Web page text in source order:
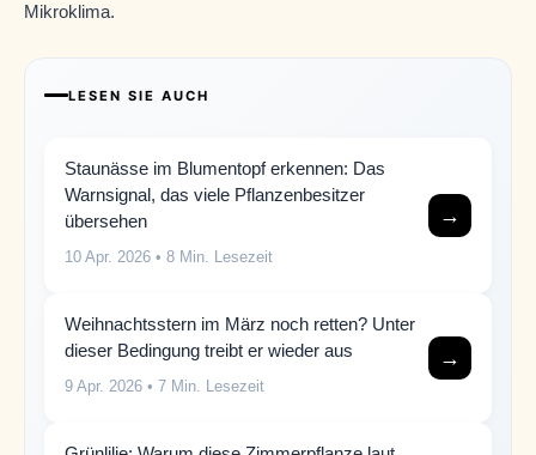
Mikroklima.
LESEN SIE AUCH
Staunässe im Blumentopf erkennen: Das
Warnsignal, das viele Pflanzenbesitzer
übersehen
10 Apr. 2026 • 8 Min. Lesezeit
→
Weihnachtsstern im März noch retten? Unter
dieser Bedingung treibt er wieder aus
9 Apr. 2026 • 7 Min. Lesezeit
→